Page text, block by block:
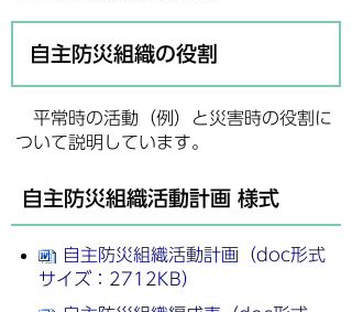
自主防災組織の役割
平常時の活動（例）と災害時の役割に
ついて説明しています。
自主防災組織活動計画 様式
自主防災組織活動計画（doc形式
サイズ：2712KB）